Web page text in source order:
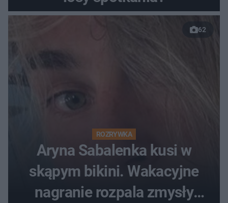
62
ROZRYWKA
Aryna Sabalenka kusi w
skąpym bikini. Wakacyjne
nagranie rozpala zmysły